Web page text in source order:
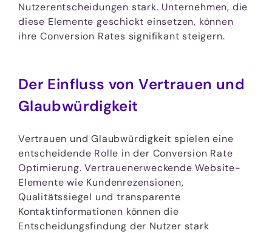
Nutzerentscheidungen stark. Unternehmen, die
diese Elemente geschickt einsetzen, können
ihre Conversion Rates signifikant steigern.
Der Einfluss von Vertrauen und
Glaubwürdigkeit
Vertrauen und Glaubwürdigkeit spielen eine
entscheidende Rolle in der Conversion Rate
Optimierung. Vertrauenerweckende Website-
Elemente wie Kundenrezensionen,
Qualitätssiegel und transparente
Kontaktinformationen können die
Entscheidungsfindung der Nutzer stark